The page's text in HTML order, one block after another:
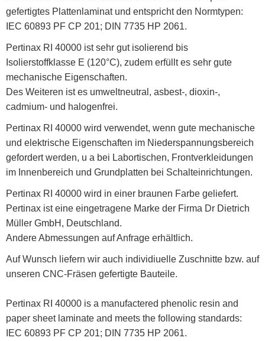
gefertigtes Plattenlaminat und entspricht den Normtypen:
IEC 60893 PF CP 201; DIN 7735 HP 2061.
Pertinax RI 40000 ist sehr gut isolierend bis
Isolierstoffklasse E (120°C), zudem erfüllt es sehr gute
mechanische Eigenschaften.
Des Weiteren ist es umweltneutral, asbest-, dioxin-,
cadmium- und halogenfrei.
Pertinax RI 40000 wird verwendet, wenn gute mechanische
und elektrische Eigenschaften im Niederspannungsbereich
gefordert werden, u a bei Labortischen, Frontverkleidungen
im Innenbereich und Grundplatten bei Schalteinrichtungen.
Pertinax RI 40000 wird in einer braunen Farbe geliefert.
Pertinax ist eine eingetragene Marke der Firma Dr Dietrich
Müller GmbH, Deutschland.
Andere Abmessungen auf Anfrage erhältlich.
Auf Wunsch liefern wir auch individiuelle Zuschnitte bzw. auf
unseren CNC-Fräsen gefertigte Bauteile.
Pertinax RI 40000 is a manufactered phenolic resin and
paper sheet laminate and meets the following standards:
IEC 60893 PF CP 201; DIN 7735 HP 2061.